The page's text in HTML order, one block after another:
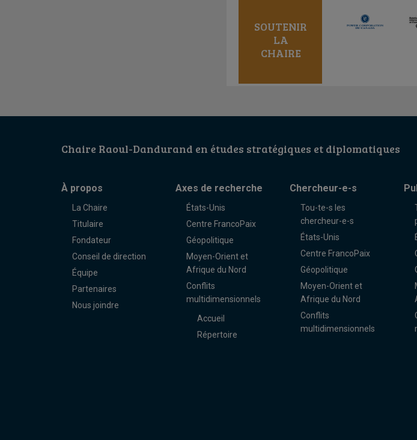
SOUTENIR
LA
CHAIRE
Chaire Raoul-Dandurand en études stratégiques et diplomatiques
À propos
La Chaire
Titulaire
Fondateur
Conseil de direction
Équipe
Partenaires
Nous joindre
Axes de recherche
États-Unis
Centre FrancoPaix
Géopolitique
Moyen-Orient et
Afrique du Nord
Conflits
multidimensionnels
Accueil
Répertoire
Chercheur-e-s
Tou-te-s les
chercheur-e-s
États-Unis
Centre FrancoPaix
Géopolitique
Moyen-Orient et
Afrique du Nord
Conflits
multidimensionnels